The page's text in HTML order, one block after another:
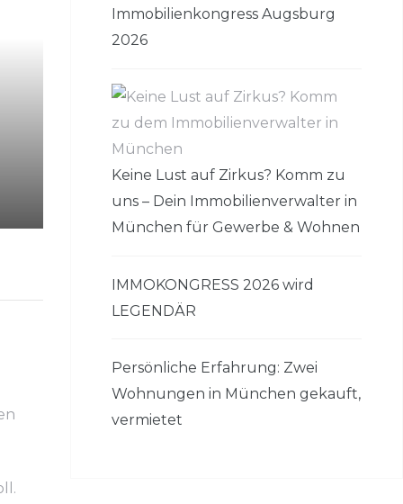
Immobilienkongress Augsburg
2026
Keine Lust auf Zirkus? Komm zu
uns – Dein Immobilienverwalter in
München für Gewerbe & Wohnen
IMMOKONGRESS 2026 wird
LEGENDÄR
Persönliche Erfahrung: Zwei
Wohnungen in München gekauft,
vermietet